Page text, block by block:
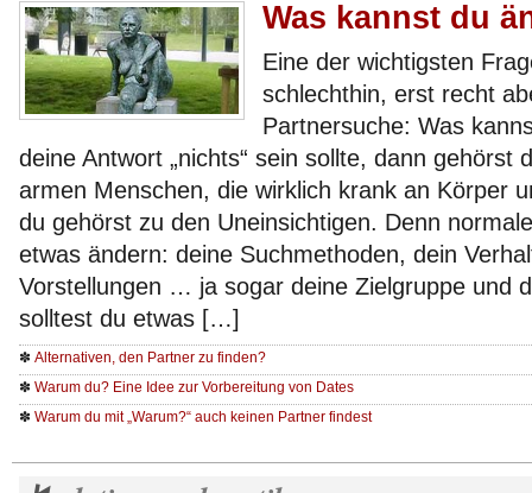
Was kannst du
Eine der wichtigsten
schlechthin, erst recht
Partnersuche: Was
deine Antwort „nichts“ sein sollte, dann gehörst
armen Menschen, die wirklich krank an Körper
du gehörst zu den Uneinsichtigen. Denn
etwas ändern: deine Suchmethoden, dein
Vorstellungen … ja sogar deine Zielgruppe und
solltest du etwas […]
✽ Alternativen, den Partner zu finden?
✽ Warum du? Eine Idee zur Vorbereitung von Dates
✽ Warum du mit „Warum?“ auch keinen Partner findest